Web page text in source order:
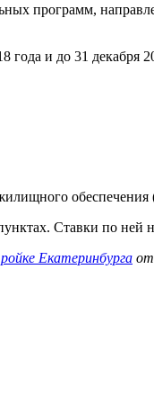
программ,
и до 31
Ставки по ней
Екатеринбурга от